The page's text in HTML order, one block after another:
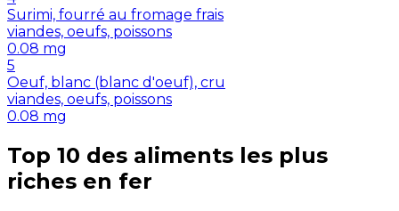
Surimi, fourré au fromage frais
viandes, oeufs, poissons
0.08 mg
5
Oeuf, blanc (blanc d'oeuf), cru
viandes, oeufs, poissons
0.08 mg
Top 10 des aliments les plus
riches en fer